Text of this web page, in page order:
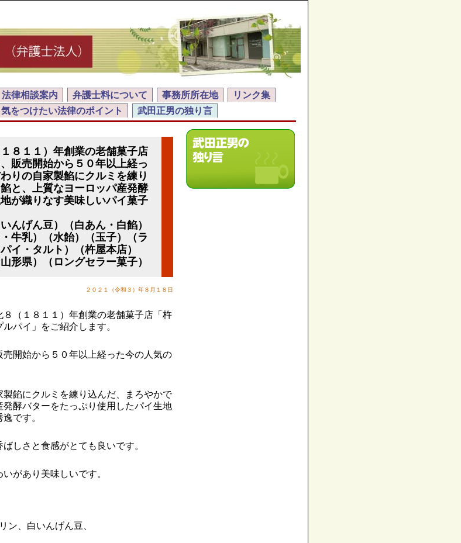
法律相談案内 弁護士料について 事務所所在地
リンク集
気をつけたい法律のポイント 武田正男の独り言
８１１）年創業の老舗菓子店
販売開始から５０年以上経っ
りの自家製餡にクルミを練り
と、上質なヨーロッパ産発酵
が織りなす美味しいパイ菓子
んげん豆）（白あん・白餡）
牛乳）（水飴）（玉子）（ラ
イ・タルト）（杵屋本店）
形県）（ロングセラー菓子）
２０２１（令和３）年８月１８日
（１８１１）年創業の老舗菓子店「杵
パイ」をご紹介します。
開始から５０年以上経った今の人気の
餡にクルミを練り込んだ、まろやかで
酵バターをたっぷり使用したパイ生地
です。
しさと食感がとても良いです。
があり美味しいです。
ン、白いんげん豆、